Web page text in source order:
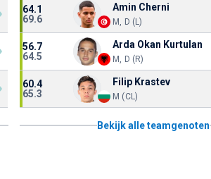
64.1
69.6
Amin Cherni
M, D (L)
56.7
64.5
Arda Okan Kurtulan
M, D (R)
60.4
65.3
Filip Krastev
M (CL)
Bekijk alle teamgenoten